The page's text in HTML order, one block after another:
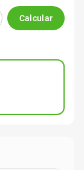
Calcular